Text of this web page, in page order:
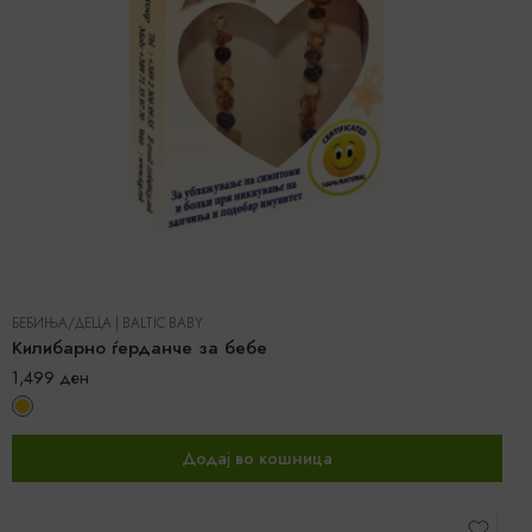
БЕБИЊА/ДЕЦА BALTIC BABY
Килибарно ѓерданче за бебе
1,499 ден
Додај во кошница